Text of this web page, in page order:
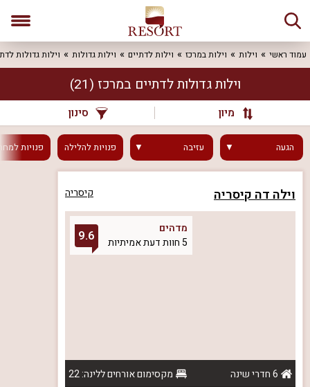
עמוד ראשי וילות וילות במרכז וילות לדתיים וילות גדולות וילות גדולות
וילות גדולות לדתיים במרכז (21)
מיון סינון
הגעה עזיבה פנויותלהלילה פנויות
וילה דה קיסריה קיסריה
מדהים
5 חוות דעת אמיתיות
9.6
6 חדרי שינה
מקסימום אורחים ללינה: 22